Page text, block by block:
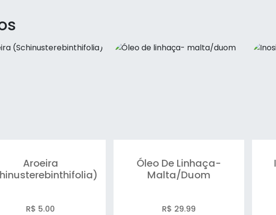
Aroeira
R$ 5.00
Óleo De Linhaça-
Malta/duom
R$ 29.99